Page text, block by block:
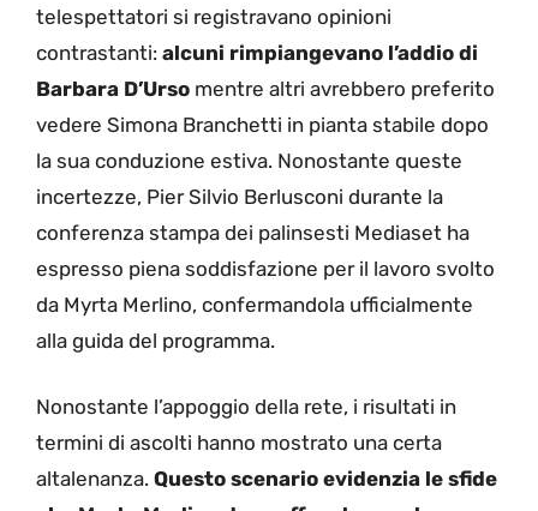
telespettatori si registravano opinioni
contrastanti: alcuni rimpiangevano l’addio di
Barbara D’Urso mentre altri avrebbero preferito
vedere Simona Branchetti in pianta stabile dopo
la sua conduzione estiva. Nonostante queste
incertezze, Pier Silvio Berlusconi durante la
conferenza stampa dei palinsesti Mediaset ha
espresso piena soddisfazione per il lavoro svolto
da Myrta Merlino, confermandola ufficialmente
alla guida del programma.
Nonostante l’appoggio della rete, i risultati in
termini di ascolti hanno mostrato una certa
altalenanza. Questo scenario evidenzia le sfide